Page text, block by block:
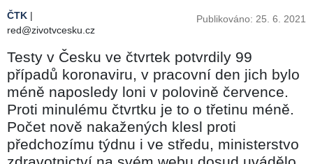
ČTK |
red@zivotvcesku.cz
Publikováno: 25. 6. 2021
Testy v Česku ve čtvrtek potvrdily 99
případů koronaviru, v pracovní den jich bylo
méně naposledy loni v polovině července.
Proti minulému čtvrtku je to o třetinu méně.
Počet nově nakažených klesl proti
předchozímu týdnu i ve středu, ministerstvo